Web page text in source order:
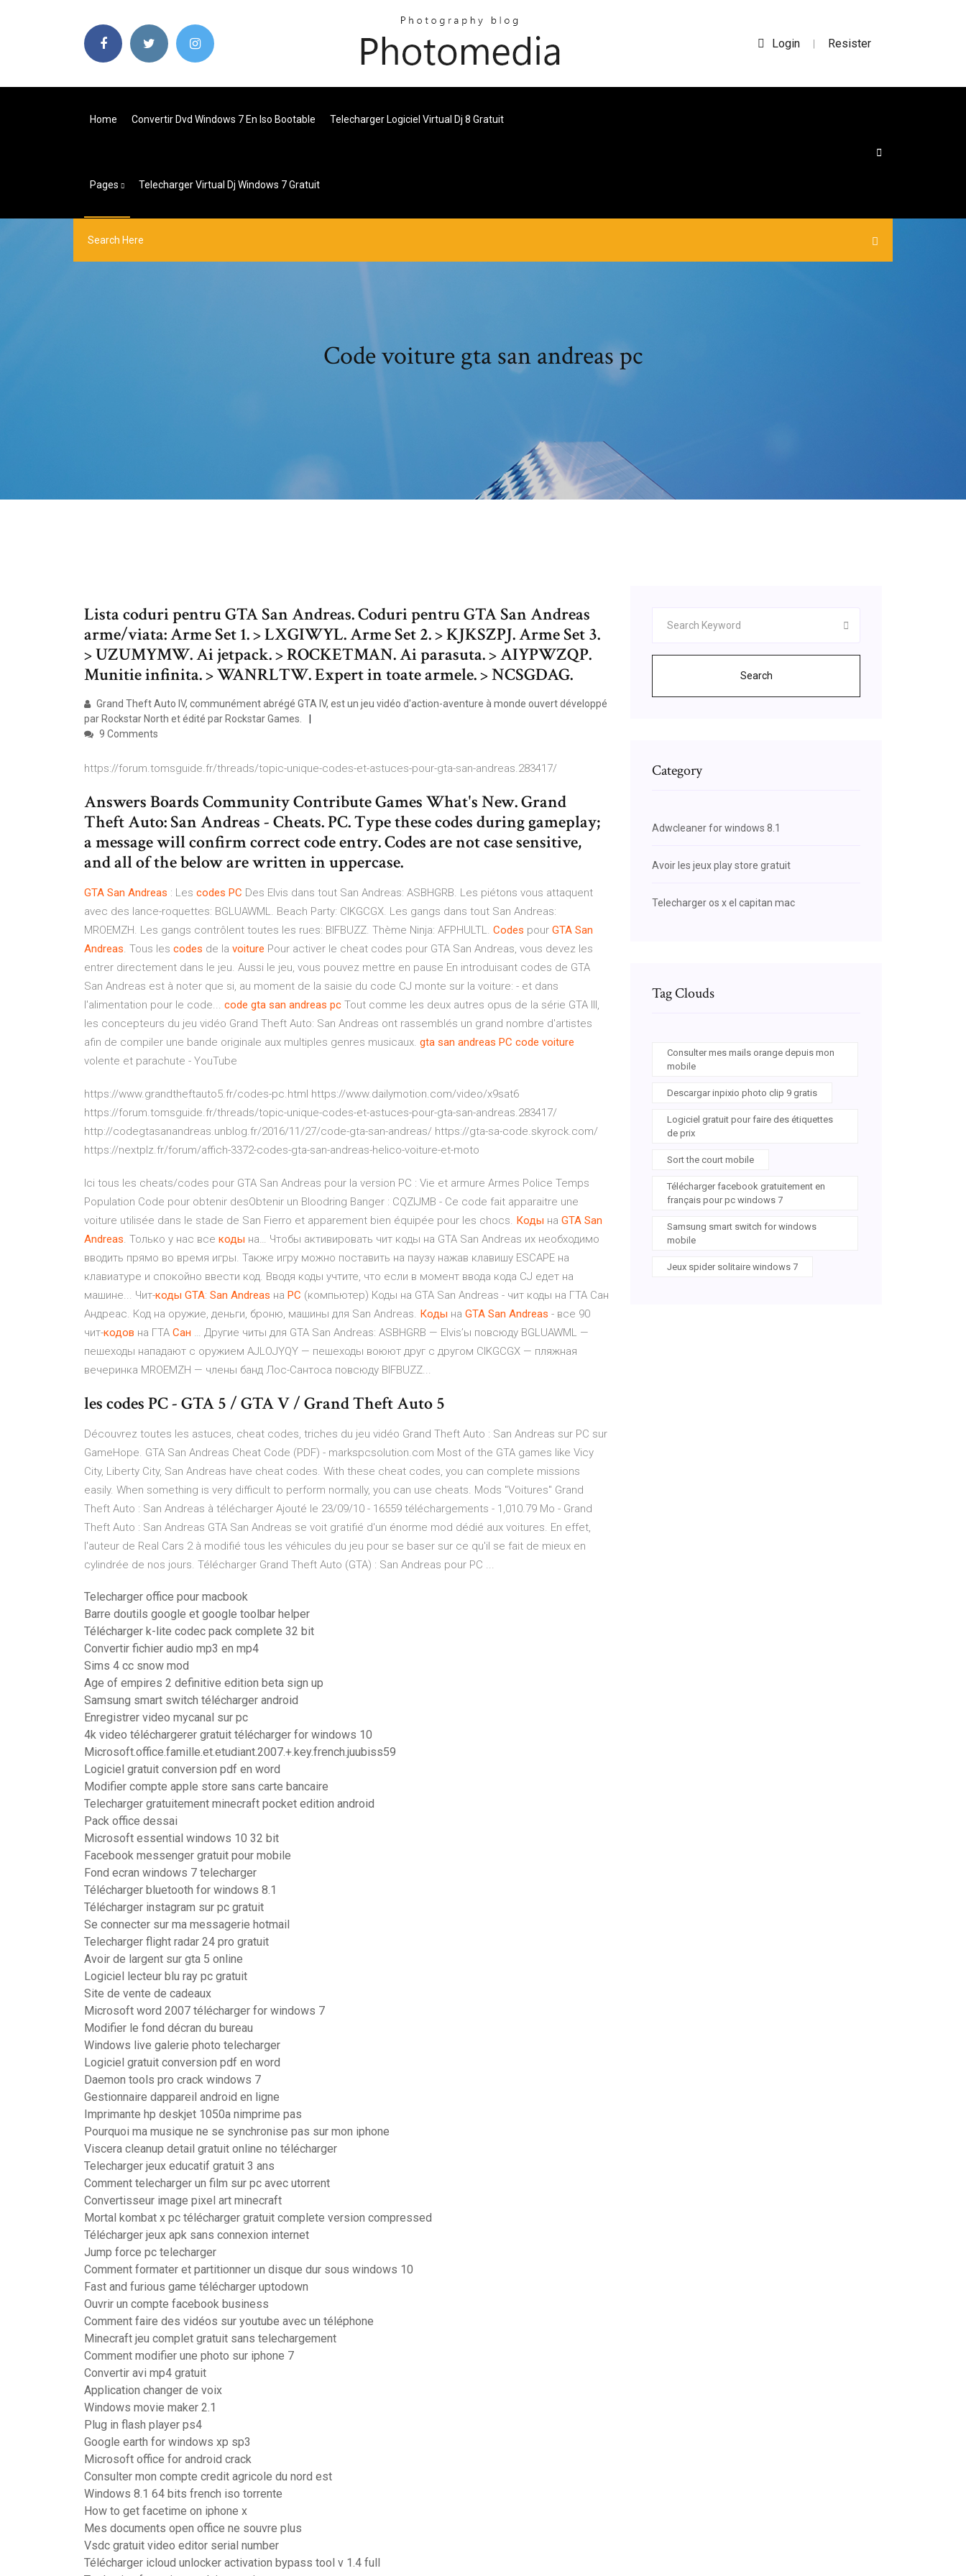
Login | Resister
Home Convertir Dvd Windows 7 En Iso Bootable Telecharger Logiciel Virtual Dj 8 Gratuit
Pages Telecharger Virtual Dj Windows 7 Gratuit
Code voiture gta san andreas pc
Lista coduri pentru GTA San Andreas. Coduri pentru GTA San Andreas
arme/viata: Arme Set 1. > LXGIWYL. Arme Set 2. > KJKSZPJ. Arme Set 3.
> UZUMYMW. Ai jetpack. > ROCKETMAN. Ai parasuta. > AIYPWZQP.
Munitie infinita. > WANRLTW. Expert in toate armele. > NCSGDAG.
Grand Theft Auto IV, communément abrégé GTA IV, est un jeu vidéo d'action-aventure à monde ouvert développé
par Rockstar North et édité par Rockstar Games.
9 Comments
https://forum.tomsguide.fr/threads/topic-unique-codes-et-astuces-pour-gta-san-andreas.283417/
Answers Boards Community Contribute Games What's New. Grand
Theft Auto: San Andreas - Cheats. PC. Type these codes during gameplay;
a message will confirm correct code entry. Codes are not case sensitive,
and all of the below are written in uppercase.
GTA San Andreas : Les codes PC Des Elvis dans tout San Andreas: ASBHGRB. Les piétons vous attaquent
avec des lance-roquettes: BGLUAWML. Beach Party: CIKGCGX. Les gangs dans tout San Andreas:
MROEMZH. Les gangs contrôlent toutes les rues: BIFBUZZ. Thème Ninja: AFPHULTL. Codes pour GTA San
Andreas. Tous les codes de la voiture Pour activer le cheat codes pour GTA San Andreas, vous devez les
entrer directement dans le jeu. Aussi le jeu, vous pouvez mettre en pause En introduisant codes de GTA
San Andreas est à noter que si, au moment de la saisie du code CJ monte sur la voiture: - et dans
l'alimentation pour le code... code gta san andreas pc Tout comme les deux autres opus de la série GTA III,
les concepteurs du jeu vidéo Grand Theft Auto: San Andreas ont rassemblés un grand nombre d'artistes
afin de compiler une bande originale aux multiples genres musicaux. gta san andreas PC code voiture
volente et parachute - YouTube
https://www.grandtheftauto5.fr/codes-pc.html https://www.dailymotion.com/video/x9sat6
https://forum.tomsguide.fr/threads/topic-unique-codes-et-astuces-pour-gta-san-andreas.283417/
http://codegtasanandreas.unblog.fr/2016/11/27/code-gta-san-andreas/ https://gta-sa-code.skyrock.com/
https://nextplz.fr/forum/affich-3372-codes-gta-san-andreas-helico-voiture-et-moto
Ici tous les cheats/codes pour GTA San Andreas pour la version PC : Vie et armure Armes Police Temps
Population Code pour obtenir desObtenir un Bloodring Banger : CQZIJMB - Ce code fait apparaitre une
voiture utilisée dans le stade de San Fierro et apparement bien équipée pour les chocs. Коды на GTA San
Andreas. Только у нас все коды на… Чтобы активировать чит коды на GTA San Andreas их необходимо
вводить прямо во время игры. Также игру можно поставить на паузу нажав клавишу ESCAPE на
клавиатуре и спокойно ввести код. Вводя коды учтите, что если в момент ввода кода CJ едет на
машине... Чит-коды GTA: San Andreas на PC (компьютер) Коды на GTA San Andreas - чит коды на ГТА Сан
Андреас. Код на оружие, деньги, броню, машины для San Andreas. Коды на GTA San Andreas - все 90
чит-кодов на ГТА Сан … Другие читы для GTA San Andreas: ASBHGRB — Elvis’ы повсюду BGLUAWML —
пешеходы нападают с оружием AJLOJYQY — пешеходы воюют друг с другом CIKGCGX — пляжная
вечеринка MROEMZH — члены банд Лос-Сантоса повсюду BIFBUZZ...
les codes PC - GTA 5 / GTA V / Grand Theft Auto 5
Découvrez toutes les astuces, cheat codes, triches du jeu vidéo Grand Theft Auto : San Andreas sur PC sur
GameHope. GTA San Andreas Cheat Code (PDF) - markspcsolution.com Most of the GTA games like Vicy
City, Liberty City, San Andreas have cheat codes. With these cheat codes, you can complete missions
easily. When something is very difficult to perform normally, you can use cheats. Mods "Voitures" Grand
Theft Auto : San Andreas à télécharger Ajouté le 23/09/10 - 16559 téléchargements - 1,010.79 Mo - Grand
Theft Auto : San Andreas GTA San Andreas se voit gratifié d'un énorme mod dédié aux voitures. En effet,
l'auteur de Real Cars 2 à modifié tous les véhicules du jeu pour se baser sur ce qu'il se fait de mieux en
cylindrée de nos jours. Télécharger Grand Theft Auto (GTA) : San Andreas pour PC ...
Telecharger office pour macbook
Barre doutils google et google toolbar helper
Télécharger k-lite codec pack complete 32 bit
Convertir fichier audio mp3 en mp4
Sims 4 cc snow mod
Age of empires 2 definitive edition beta sign up
Samsung smart switch télécharger android
Enregistrer video mycanal sur pc
4k video téléchargerer gratuit télécharger for windows 10
Microsoft.office.famille.et.etudiant.2007.+.key.french.juubiss59
Logiciel gratuit conversion pdf en word
Modifier compte apple store sans carte bancaire
Telecharger gratuitement minecraft pocket edition android
Pack office dessai
Microsoft essential windows 10 32 bit
Facebook messenger gratuit pour mobile
Fond ecran windows 7 telecharger
Télécharger bluetooth for windows 8.1
Télécharger instagram sur pc gratuit
Se connecter sur ma messagerie hotmail
Telecharger flight radar 24 pro gratuit
Avoir de largent sur gta 5 online
Logiciel lecteur blu ray pc gratuit
Site de vente de cadeaux
Microsoft word 2007 télécharger for windows 7
Modifier le fond décran du bureau
Windows live galerie photo telecharger
Logiciel gratuit conversion pdf en word
Daemon tools pro crack windows 7
Gestionnaire dappareil android en ligne
Imprimante hp deskjet 1050a nimprime pas
Pourquoi ma musique ne se synchronise pas sur mon iphone
Viscera cleanup detail gratuit online no télécharger
Telecharger jeux educatif gratuit 3 ans
Comment telecharger un film sur pc avec utorrent
Convertisseur image pixel art minecraft
Mortal kombat x pc télécharger gratuit complete version compressed
Télécharger jeux apk sans connexion internet
Jump force pc telecharger
Comment formater et partitionner un disque dur sous windows 10
Fast and furious game télécharger uptodown
Ouvrir un compte facebook business
Comment faire des vidéos sur youtube avec un téléphone
Minecraft jeu complet gratuit sans telechargement
Comment modifier une photo sur iphone 7
Convertir avi mp4 gratuit
Application changer de voix
Windows movie maker 2.1
Plug in flash player ps4
Google earth for windows xp sp3
Microsoft office for android crack
Consulter mon compte credit agricole du nord est
Windows 8.1 64 bits french iso torrente
How to get facetime on iphone x
Mes documents open office ne souvre plus
Vsdc gratuit video editor serial number
Télécharger icloud unlocker activation bypass tool v 1.4 full
Search
Category
Adwcleaner for windows 8.1
Avoir les jeux play store gratuit
Telecharger os x el capitan mac
Tag Clouds
Consulter mes mails orange depuis mon
mobile
Descargar inpixio photo clip 9 gratis
Logiciel gratuit pour faire des étiquettes
de prix
Sort the court mobile
Télécharger facebook gratuitement en
français pour pc windows 7
Samsung smart switch for windows
mobile
Jeux spider solitaire windows 7